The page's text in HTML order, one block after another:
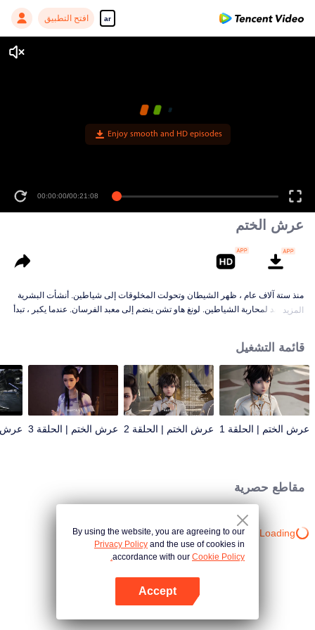
ar افتح التطبيق
Enjoy smooth and HD episodes
00:00:00/00:21:08
عرش الختم
منذ ستة آلاف عام ، ظهر الشيطان وتحولت المخلوقات إلى شياطين. أنشأت البشرية
ستة معابد لمحاربة الشياطين. لونغ هاو تشن ينضم إلى معبد الفرسان. عندما يكبر ، تبدأ
وسام في معبد الفرسان؟ بقي كل شيء ليتم الكشف عنه.
المزيد
قائمة التشغيل
عرش الختم | الحلقة 1 عرش الختم | الحلقة 2 عرش الختم | الحلقة 3 عرش
مقاطع حصرية
Loading…
By using the website, you are agreeing to our
Privacy Policy and the use of cookies in
accordance with our Cookie Policy.
Accept